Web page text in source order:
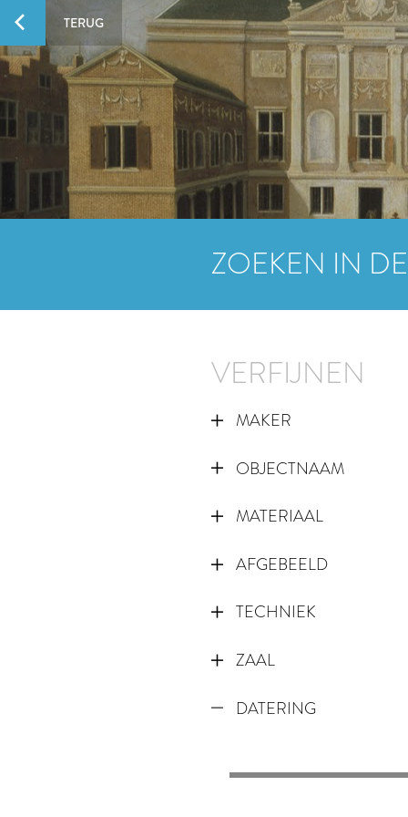
TERUG
ZOEKEN IN
VERFIJNEN
MAKER
OBJECTNAAM
MATERIAAL
AFGEBEELD
TECHNIEK
ZAAL
DATERING